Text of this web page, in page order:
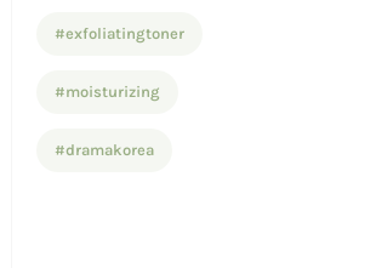
#exfoliatingtoner
#moisturizing
#dramakorea